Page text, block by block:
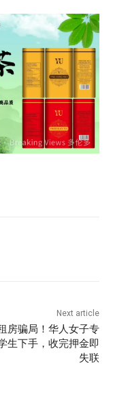
Next article
房骗局！华人女子专
生下手，收完押金即
失联